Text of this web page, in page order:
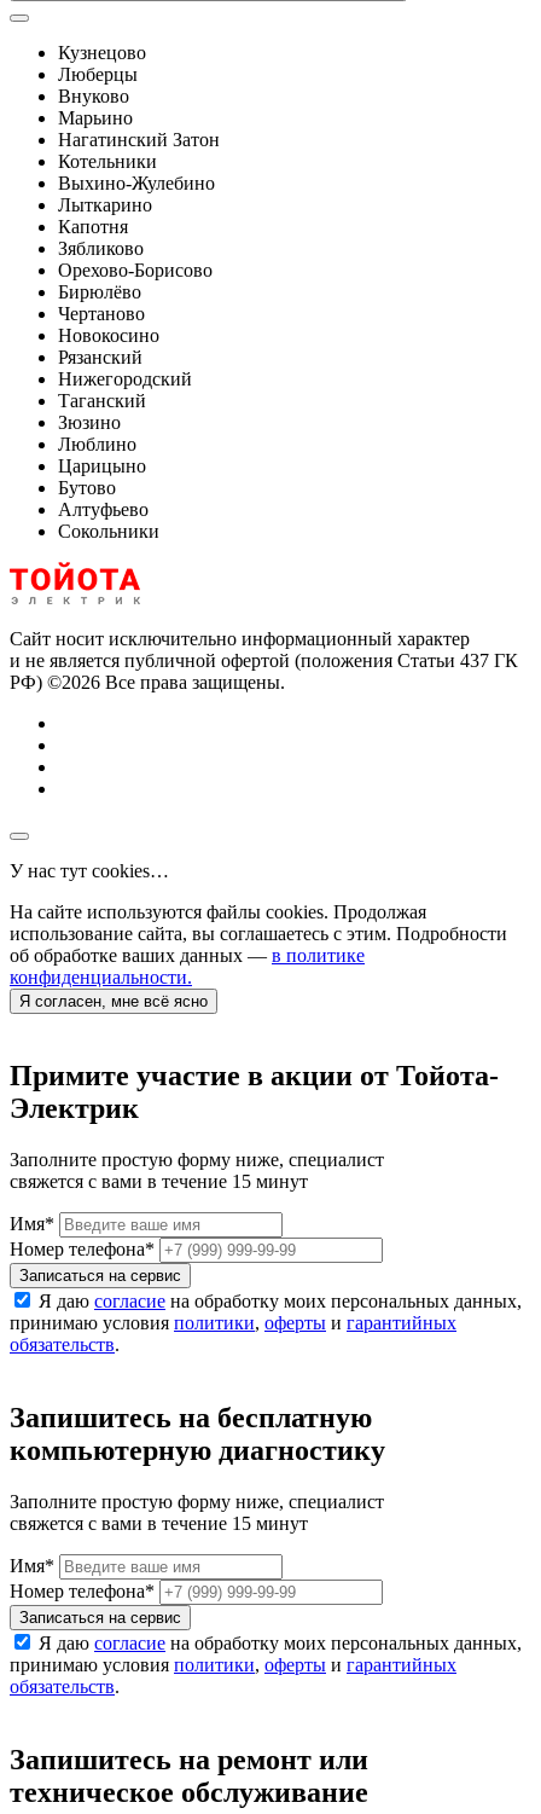
Кузнецово
Люберцы
Внуково
Марьино
Нагатинский Затон
Котельники
Выхино-Жулебино
Лыткарино
Капотня
Зябликово
Орехово-Борисово
Бирюлёво
Чертаново
Новокосино
Рязанский
Нижегородский
Таганский
Зюзино
Люблино
Царицыно
Бутово
Алтуфьево
Сокольники
Сайт носит исключительно информационный характер
и не является публичной офертой (положения Статьи 437 ГК
РФ) ©2026 Все права защищены.
У нас тут cookies…
На сайте используются файлы cookies. Продолжая
использование сайта, вы соглашаетесь с этим. Подробности
об обработке ваших данных — в политике
конфиденциальности.
Я согласен, мне всё ясно
Примите участие в акции от Тойота-
Электрик
Заполните простую форму ниже, специалист
свяжется с вами в течение 15 минут
Имя*
Номер телефона*
Записаться на сервис
Я даю согласие на обработку моих персональных данных,
принимаю условия политики, оферты и гарантийных
обязательств.
Запишитесь на бесплатную
компьютерную диагностику
Заполните простую форму ниже, специалист
свяжется с вами в течение 15 минут
Имя*
Номер телефона*
Записаться на сервис
Я даю согласие на обработку моих персональных данных,
принимаю условия политики, оферты и гарантийных
обязательств.
Запишитесь на ремонт или
техническое обслуживание